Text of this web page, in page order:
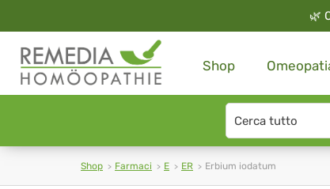
🌿
Shop
Search
type
Shop Farmaci E ER Erbium iodatum